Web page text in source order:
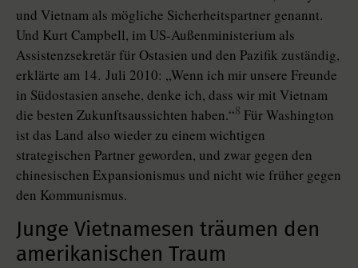
und Vietnam als mögliche Sicherheitspartner genannt.
Und Kurt Campbell, im US-Außenministerium als
Assistenzsekretär für Ostasien und den Pazifik zuständig,
erklärte am 14. Juli 2010: „Wenn ich mir unsere Freunde
in Südostasien ansehe, denke ich, dass wir mit Vietnam
die besten Zukunftsaussichten haben.“8 Für Washington
ist das Land also wieder zu einem wichtigen
strategischen Partner geworden, und zwar gegen den
chinesischen Expansionismus und nicht wie früher gegen
den Kommunismus.
Junge Vietnamesen träumen den
amerikanischen Traum